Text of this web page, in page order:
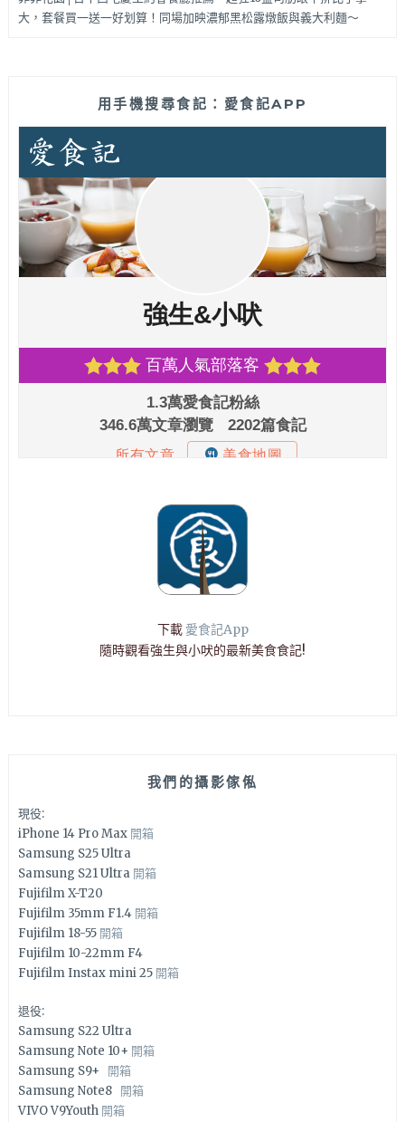
大，套餐買一送一好划算！同場加映濃郁黑松露燉飯與義大利麵～
用手機搜尋食記：愛食記APP
下載 愛食記App
隨時觀看強生與小吠的最新美食食記!
我們的攝影傢俬
現役:
iPhone 14 Pro Max 開箱
Samsung S25 Ultra
Samsung S21 Ultra 開箱
Fujifilm X-T20
Fujifilm 35mm F1.4 開箱
Fujifilm 18-55 開箱
Fujifilm 10-22mm F4
Fujifilm Instax mini 25 開箱
退役:
Samsung S22 Ultra
Samsung Note 10+ 開箱
Samsung S9+ 開箱
Samsung Note8 開箱
VIVO V9Youth 開箱